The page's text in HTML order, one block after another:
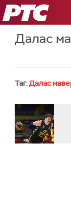
РТС
Далас
Таг:Далас